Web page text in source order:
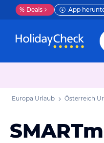
% Deals App
Europa Urlaub Österreich